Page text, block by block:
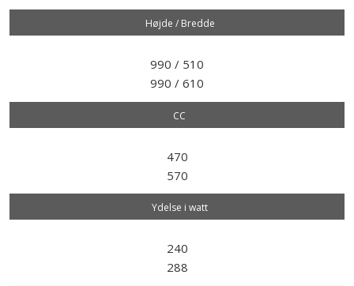
Højde / Bredde
990 / 510
990 / 610
CC
470
570
Ydelse i watt
240
288